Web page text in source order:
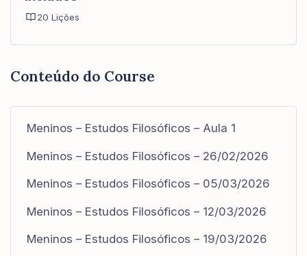
Conteúdo do Course
Meninos – Estudos Filosóficos – Aula 1
Meninos – Estudos Filosóficos – 26/02/2026
Meninos – Estudos Filosóficos – 05/03/2026
Meninos – Estudos Filosóficos – 12/03/2026
Meninos – Estudos Filosóficos – 19/03/2026
20 Lições